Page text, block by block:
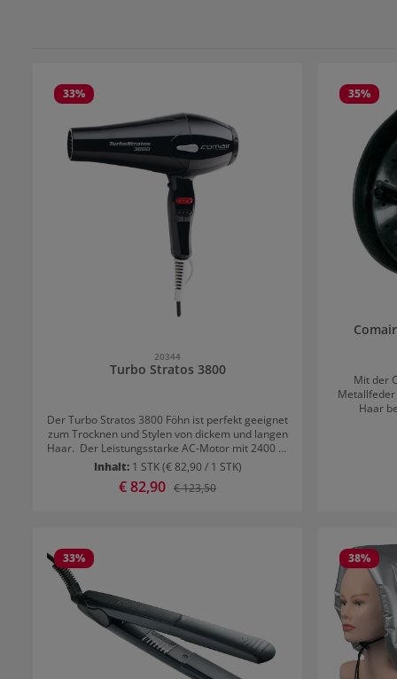
33%
20344
Turbo Stratos 3800
Der Turbo Stratos 3800 Föhn ist perfekt geeignet
zum Trocknen und Stylen von dickem und langen
Haar. Der Leistungsstarke AC-Motor mit 2400 W
wird von einen sehr robusten Gehäuse umhüllt.
Mit den zwei Temperatur- und
Geschwindigkeitsstufen kann man die Wärme
flexible Bewegungen. Mit der mitgelieferten
Frisierdüse erlangt man ein individuelles Styling.
Inhalt: 1 STK(€ 82,90 / 1 STK)
Verkaufspreis:
€ 82,90 Regulärer Preis:
€ 123,50
35%
Mit der
Haar
33% 38%